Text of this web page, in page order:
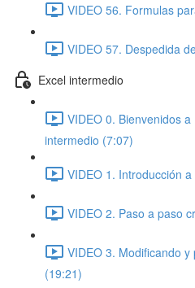
VIDEO 56. Formulas
VIDEO 57. Despedida
Excel intermedio
VIDEO 0. Bienvenidos
intermedio (7:07)
VIDEO 1. Introducción
VIDEO 2. Paso a paso
VIDEO 3. Modificando
(19:21)